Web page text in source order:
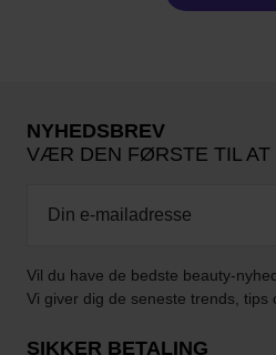
NYHEDSBREV
VÆR DEN FØRSTE TIL AT
Vil du have de bedste beauty-
Vi giver dig de seneste trends, tips
SIKKER BETALING